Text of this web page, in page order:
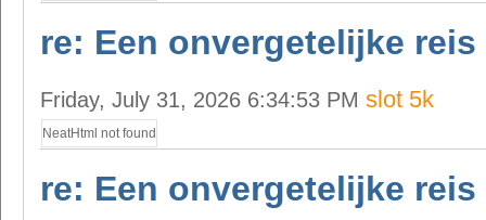
re: Een onvergetelijke reis
Friday, July 31, 2026 6:34:53 PM slot 5k
NeatHtml not found
re: Een onvergetelijke reis